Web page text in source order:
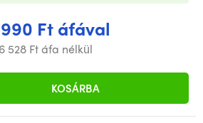
Ft áfával
528 Ft áfa nélkül
KOSÁRBA